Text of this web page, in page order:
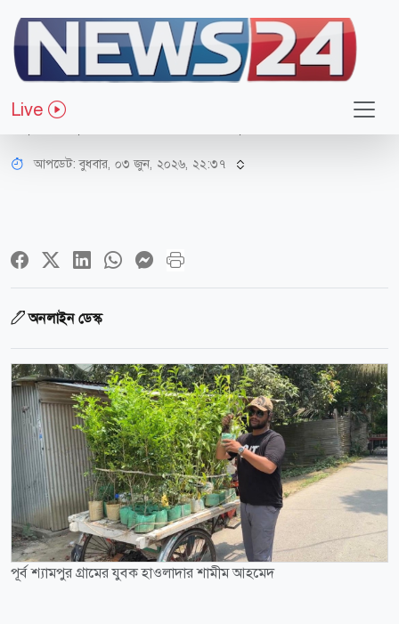
Live
সারাদেশ
বাবার কবরের ফুলগাছ চুরি, পুরো গ্রাম
জুড়ে ফুলগাছ লাগালেন যুবক
আপডেট: বুধবার, ০৩ জুন, ২০২৬, ২২:৩৭
অনলাইন ডেস্ক
পূর্ব শ্যামপুর গ্রামের যুবক হাওলাদার শামীম আহমেদ